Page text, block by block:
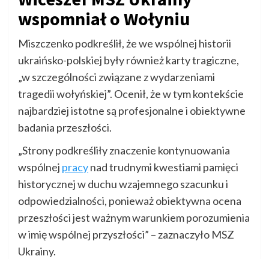
wspomniał o Wołyniu
Miszczenko podkreślił, że we wspólnej historii
ukraińsko-polskiej były również karty tragiczne,
„w szczególności związane z wydarzeniami
tragedii wołyńskiej”. Ocenił, że w tym kontekście
najbardziej istotne są profesjonalne i obiektywne
badania przeszłości.
„Strony podkreśliły znaczenie kontynuowania
wspólnej pracynad trudnymi kwestiami pamięci
historycznej w duchu wzajemnego szacunku i
odpowiedzialności, ponieważ obiektywna ocena
przeszłości jest ważnym warunkiem porozumienia
w imię wspólnej przyszłości” – zaznaczyło MSZ
Ukrainy.